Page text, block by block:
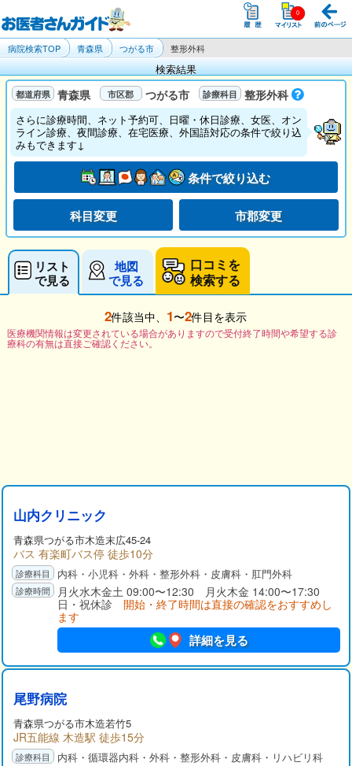
病院検索TOP 青森県 つがる市 整形外科
検索結果
青森県 つがる市 整形外科
さらに診療時間、ネット予約可、日曜・休日診療、女医、オン
ライン診療、夜間診療、在宅医療、外国語対応の条件で絞り込
みもできます↓
条件で絞り込む
科目変更 市郡変更
リスト
で見る
地図
で見る
口コミを
検索する
2件該当中、 1〜2件目を表示
医療機関情報は変更されている場合がありますので受付終了時間や希望する診
療科の有無は直接ご確認ください。
山内クリニック
青森県つがる市木造末広45-24
バス 有楽町バス停 徒歩10分
内科・小児科・外科・整形外科・皮膚科・肛門外科
月火水木金土 09:00〜12:30 月火木金 14:00〜17:30
日・祝休診 開始・終了時間は直接の確認をおすすめし
ます
詳細を見る
尾野病院
青森県つがる市木造若竹5
JR五能線 木造駅 徒歩15分
内科・循環器内科・外科・整形外科・皮膚科・リハビリ科